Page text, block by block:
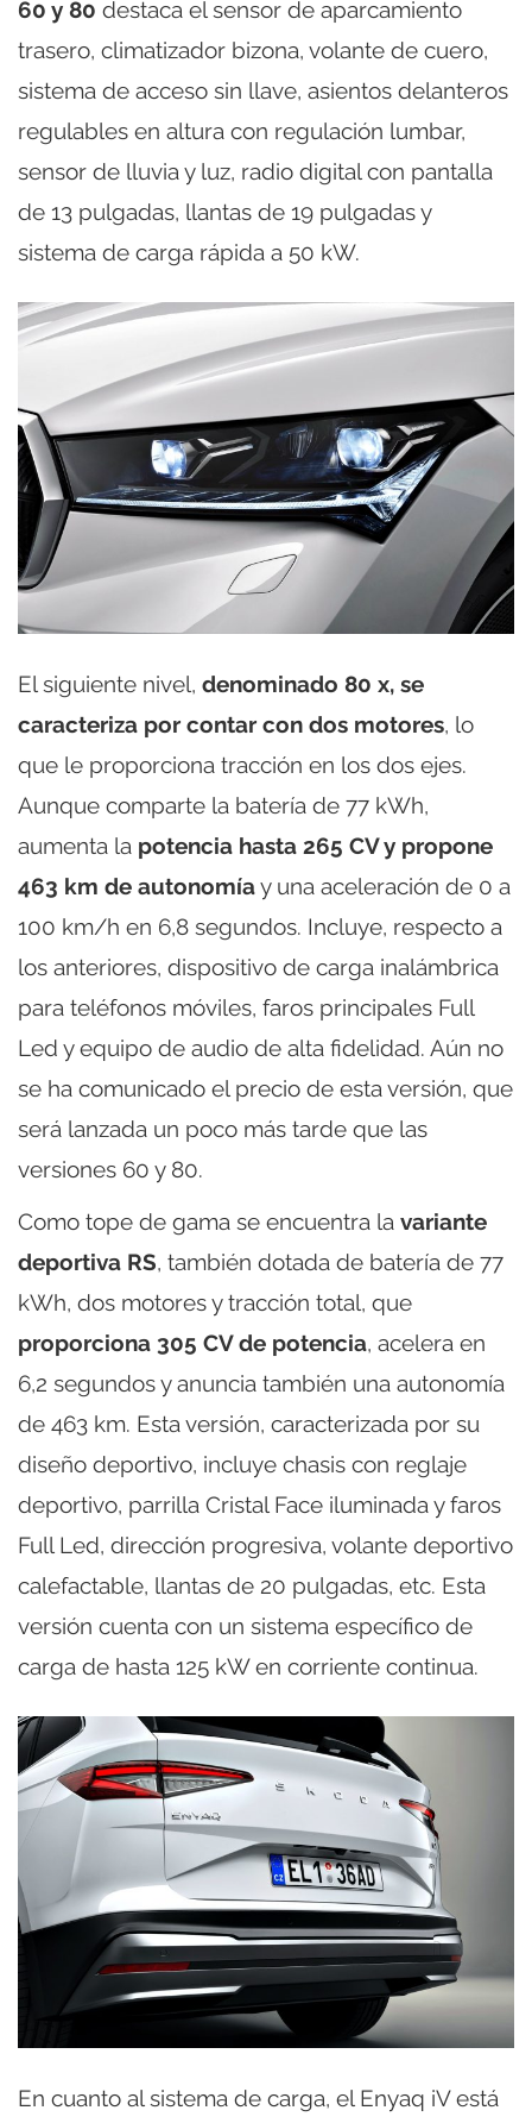
60 y 80 destaca el sensor de aparcamiento
trasero, climatizador bizona, volante de cuero,
sistema de acceso sin llave, asientos delanteros
regulables en altura con regulación lumbar,
sensor de lluvia y luz, radio digital con pantalla
de 13 pulgadas, llantas de 19 pulgadas y
sistema de carga rápida a 50 kW.
El siguiente nivel, denominado 80 x, se
caracteriza por contar con dos motores, lo
que le proporciona tracción en los dos ejes.
Aunque comparte la batería de 77 kWh,
aumenta la potencia hasta 265 CV y propone
463 km de autonomíay una aceleración de 0 a
100 km/h en 6,8 segundos. Incluye, respecto a
los anteriores, dispositivo de carga inalámbrica
para teléfonos móviles, faros principales Full
Led y equipo de audio de alta fidelidad. Aún no
se ha comunicado el precio de esta versión, que
será lanzada un poco más tarde que las
versiones 60 y 80.
Como tope de gama se encuentra la variante
deportiva RS, también dotada de batería de 77
kWh, dos motores y tracción total, que
proporciona 305 CV de potencia, acelera en
6,2 segundos y anuncia también una autonomía
de 463 km. Esta versión, caracterizada por su
diseño deportivo, incluye chasis con reglaje
deportivo, parrilla Cristal Face iluminada y faros
Full Led, dirección progresiva, volante deportivo
calefactable, llantas de 20 pulgadas, etc. Esta
versión cuenta con un sistema específico de
carga de hasta 125 kW en corriente continua.
En cuanto al sistema de carga, el Enyaq iV está